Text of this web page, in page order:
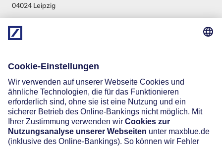
04024 Leipzig
info.maxblue@db.com
Social Media
Widerruf